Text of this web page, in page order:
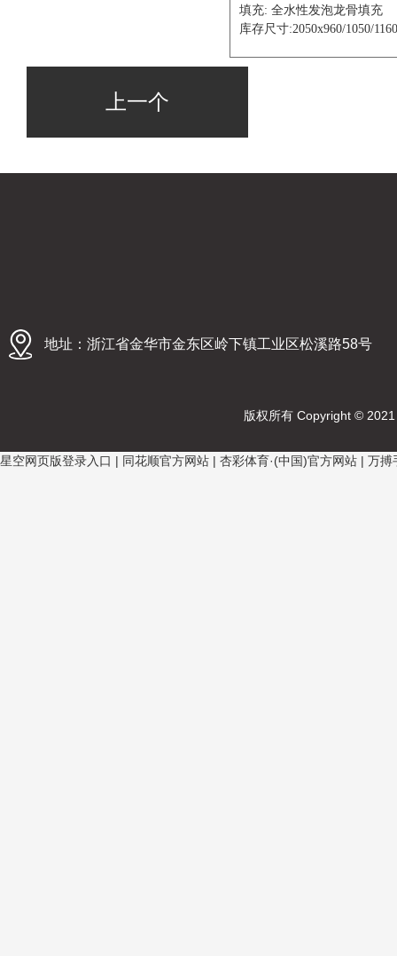
填充: 全水性发泡龙骨填充
库存尺寸:2050x960/1050/
上一个
地址：浙江省金华市金东区岭下镇工业区松溪路58号
版权所有 Copyright ©
星空网页版登录入口 | 同花顺官方网站 | 杏彩体育·(中国)官方网站 | 万搏